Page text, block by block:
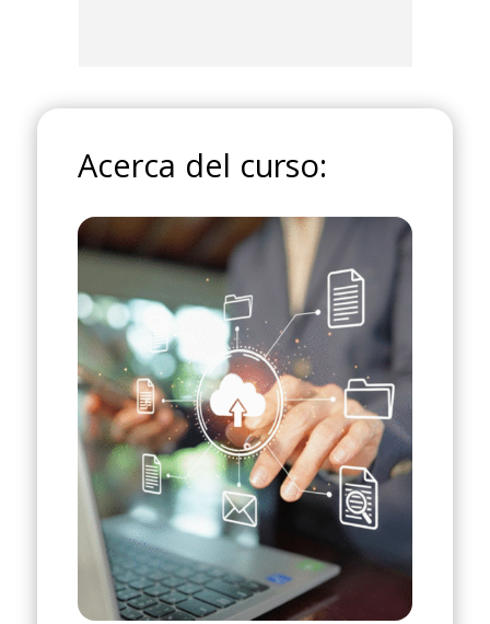
Acerca del curso: